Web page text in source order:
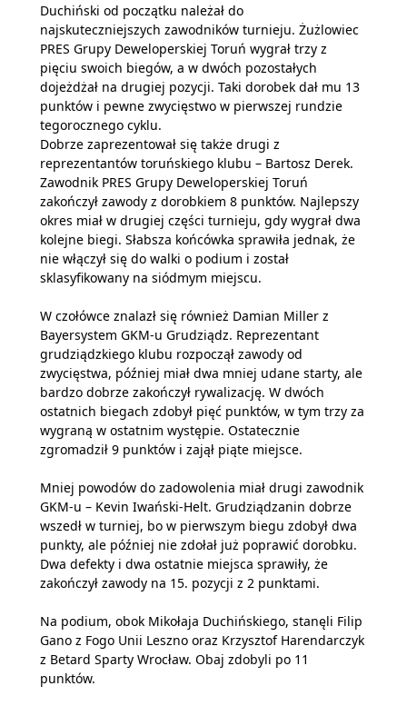
Duchiński od początku należał do
najskuteczniejszych zawodników turnieju. Żużlowiec
PRES Grupy Deweloperskiej Toruń wygrał trzy z
pięciu swoich biegów, a w dwóch pozostałych
dojeżdżał na drugiej pozycji. Taki dorobek dał mu 13
punktów i pewne zwycięstwo w pierwszej rundzie
tegorocznego cyklu.
Dobrze zaprezentował się także drugi z
reprezentantów toruńskiego klubu – Bartosz Derek.
Zawodnik PRES Grupy Deweloperskiej Toruń
zakończył zawody z dorobkiem 8 punktów. Najlepszy
okres miał w drugiej części turnieju, gdy wygrał dwa
kolejne biegi. Słabsza końcówka sprawiła jednak, że
nie włączył się do walki o podium i został
sklasyfikowany na siódmym miejscu.
W czołówce znalazł się również Damian Miller z
Bayersystem GKM-u Grudziądz. Reprezentant
grudziądzkiego klubu rozpoczął zawody od
zwycięstwa, później miał dwa mniej udane starty, ale
bardzo dobrze zakończył rywalizację. W dwóch
ostatnich biegach zdobył pięć punktów, w tym trzy za
wygraną w ostatnim występie. Ostatecznie
zgromadził 9 punktów i zajął piąte miejsce.
Mniej powodów do zadowolenia miał drugi zawodnik
GKM-u – Kevin Iwański-Helt. Grudziądzanin dobrze
wszedł w turniej, bo w pierwszym biegu zdobył dwa
punkty, ale później nie zdołał już poprawić dorobku.
Dwa defekty i dwa ostatnie miejsca sprawiły, że
zakończył zawody na 15. pozycji z 2 punktami.
Na podium, obok Mikołaja Duchińskiego, stanęli Filip
Gano z Fogo Unii Leszno oraz Krzysztof Harendarczyk
z Betard Sparty Wrocław. Obaj zdobyli po 11
punktów.